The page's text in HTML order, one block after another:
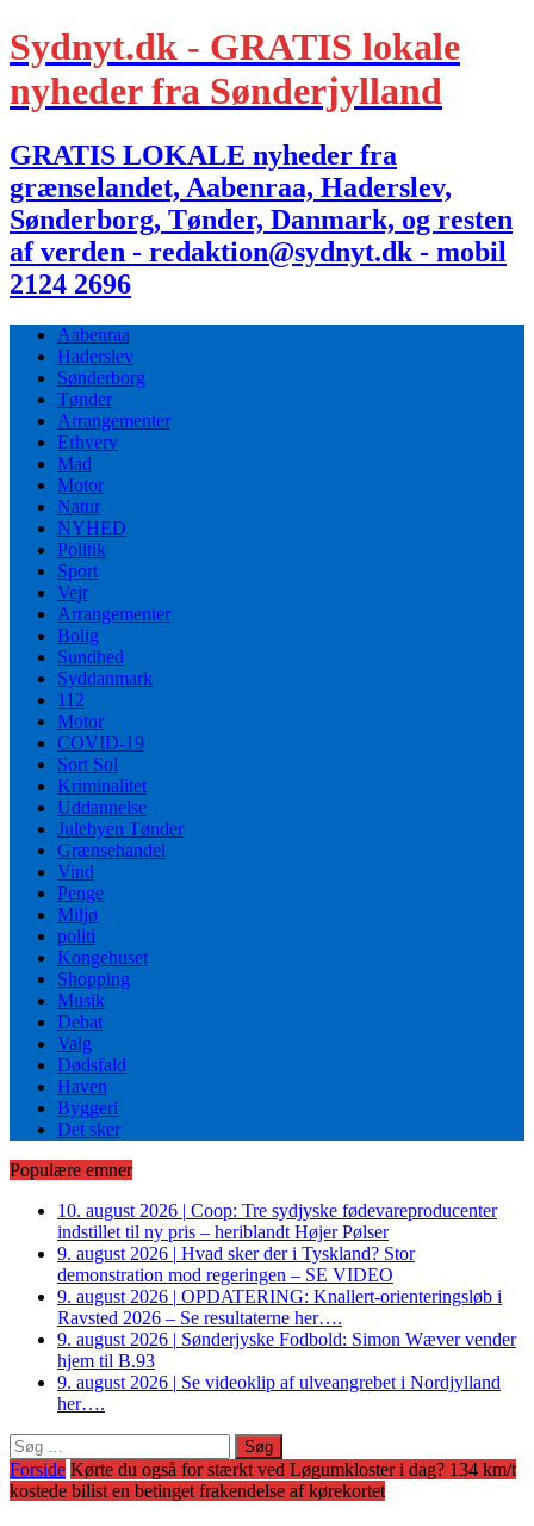
Sydnyt.dk - GRATIS lokale
nyheder fra Sønderjylland
GRATIS LOKALE nyheder fra
grænselandet, Aabenraa, Haderslev,
Sønderborg, Tønder, Danmark, og resten
af verden - redaktion@sydnyt.dk - mobil
2124 2696
Aabenraa
Haderslev
Sønderborg
Tønder
Arrangementer
Erhverv
Mad
Motor
Natur
NYHED
Politik
Sport
Vejr
Arrangementer
Bolig
Sundhed
Syddanmark
112
Motor
COVID-19
Sort Sol
Kriminalitet
Uddannelse
Julebyen Tønder
Grænsehandel
Vind
Penge
Miljø
politi
Kongehuset
Shopping
Musik
Debat
Valg
Dødsfald
Haven
Byggeri
Det sker
Populære emner
10. august 2026 | Coop: Tre sydjyske fødevareproducenter
indstillet til ny pris – heriblandt Højer Pølser
9. august 2026 | Hvad sker der i Tyskland? Stor
demonstration mod regeringen – SE VIDEO
9. august 2026 | OPDATERING: Knallert-orienteringsløb i
Ravsted 2026 – Se resultaterne her….
9. august 2026 | Sønderjyske Fodbold: Simon Wæver vender
hjem til B.93
9. august 2026 | Se videoklip af ulveangrebet i Nordjylland
her….
Søg
efter:
Forside Kørte du også for stærkt ved Løgumkloster i dag? 134 km/t
kostede bilist en betinget frakendelse af kørekortet